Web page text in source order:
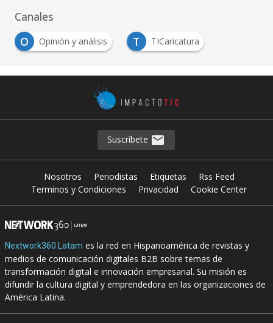
Canales
O
Opinión y análisis T TICaricatura
Suscríbete
Nosotros Periodistas Etiquetas
Rss Feed
Terminos y Condiciones
Privacidad Cookie Center
Nextwork360 Latam es la red en Hispanoamérica de revistas y
medios de comunicación digitales B2B sobre temas de
transformación digital e innovación empresarial. Su misión es
difundir la cultura digital y emprendedora en las organizaciones de
América Latina.